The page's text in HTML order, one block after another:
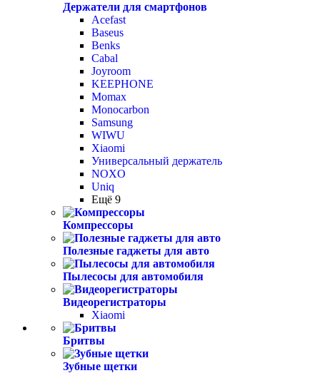
Держатели для смартфонов
Acefast
Baseus
Benks
Cabal
Joyroom
KEEPHONE
Momax
Monocarbon
Samsung
WIWU
Xiaomi
Универсальный держатель
NOXO
Uniq
Ещё 9
Компрессоры
Полезные гаджеты для авто
Пылесосы для автомобиля
Видеорегистраторы
Xiaomi
Бритвы
Зубные щетки